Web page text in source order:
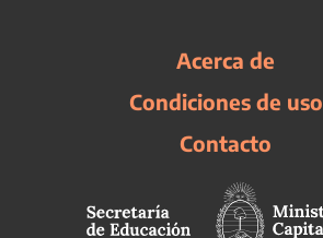
Acerca de
Condiciones de uso
Contacto